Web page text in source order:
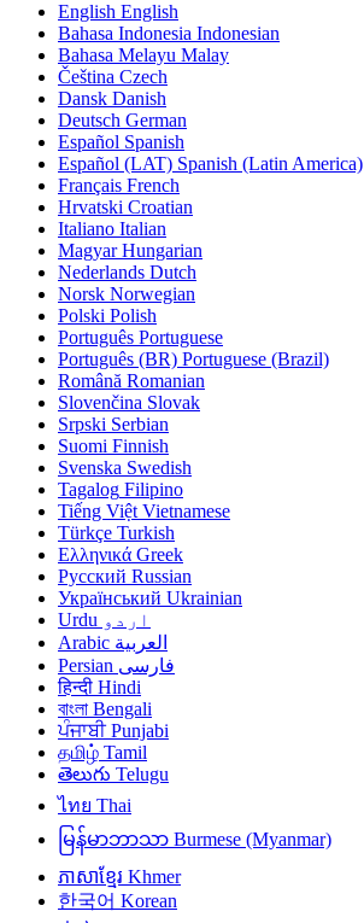
English English
Bahasa Indonesia Indonesian
Bahasa Melayu Malay
Čeština Czech
Dansk Danish
Deutsch German
Español Spanish
Español (LAT) Spanish (Latin America)
Français French
Hrvatski Croatian
Italiano Italian
Magyar Hungarian
Nederlands Dutch
Norsk Norwegian
Polski Polish
Português Portuguese
Português (BR) Portuguese (Brazil)
Română Romanian
Slovenčina Slovak
Srpski Serbian
Suomi Finnish
Svenska Swedish
Tagalog Filipino
Tiếng Việt Vietnamese
Türkçe Turkish
Ελληνικά Greek
Русский Russian
Український Ukrainian
اردو Urdu
العربية Arabic
فارسی Persian
हिन्दी Hindi
বাংলা Bengali
ਪੰਜਾਬੀ Punjabi
தமிழ் Tamil
తెలుగు Telugu
ไทย Thai
မြန်မာဘာသာ Burmese (Myanmar)
ភាសាខ្មែរ Khmer
한국어 Korean